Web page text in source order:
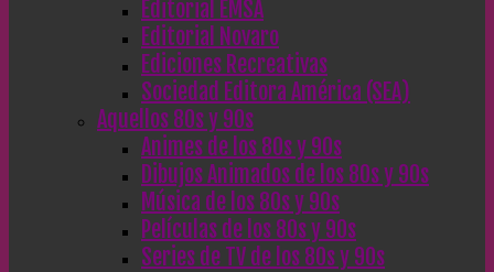
Editorial EMSA
Editorial Novaro
Ediciones Recreativas
Sociedad Editora América (SEA)
Aquellos 80s y 90s
Animes de los 80s y 90s
Dibujos Animados de los 80s y 90s
Música de los 80s y 90s
Películas de los 80s y 90s
Series de TV de los 80s y 90s